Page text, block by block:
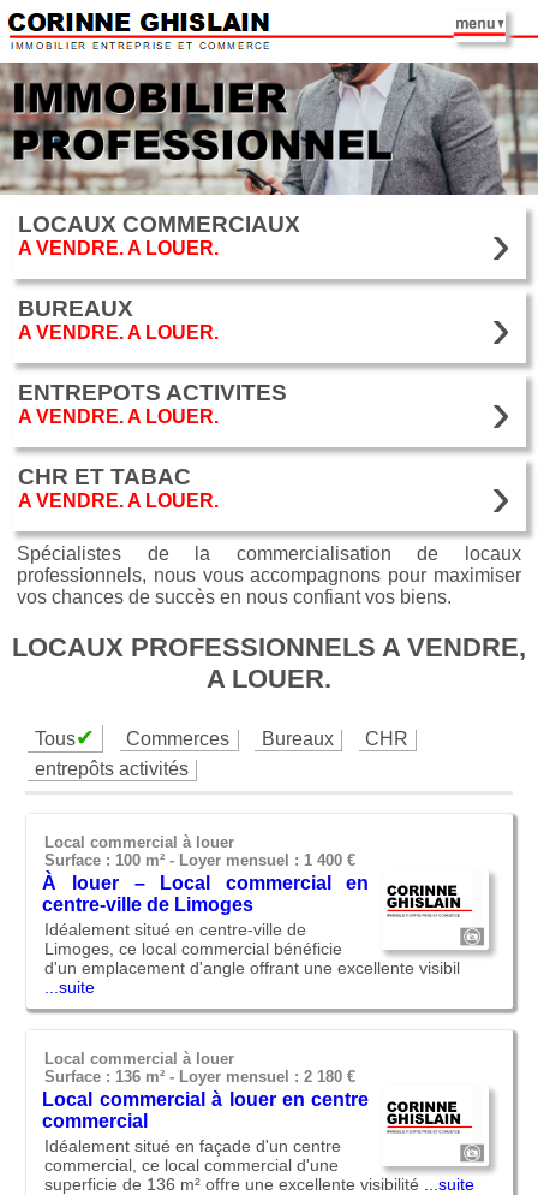
LOCAUX COMMERCIAUX
A VENDRE. A LOUER. ›
BUREAUX
A VENDRE. A LOUER. ›
ENTREPOTS ACTIVITES
A VENDRE. A LOUER. ›
CHR ET TABAC
A VENDRE. A LOUER. ›
Spécialistes de la commercialisation de locaux
professionnels, nous vous accompagnons pour maximiser
vos chances de succès en nous confiant vos biens.
LOCAUX PROFESSIONNELS A VENDRE,
A LOUER.
Tous✔ Commerces Bureaux
CHR
entrepôts activités
Local commercial à louer
Surface : 100 m² - Loyer mensuel : 1 400 €
À louer – Local commercial en
centre-ville de Limoges
Idéalement situé en centre-ville de
Limoges, ce local commercial bénéficie
d'un emplacement d'angle offrant une excellente visibil
...suite
Local commercial à louer
Surface : 136 m² - Loyer mensuel : 2 180 €
Local commercial à louer en centre
commercial
Idéalement situé en façade d'un centre
commercial, ce local commercial d'une
superficie de 136 m² offre une excellente visibilité ...suite